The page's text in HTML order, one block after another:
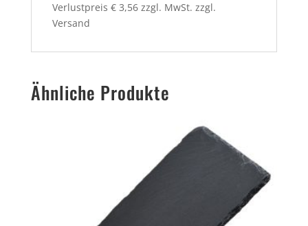
Verlustpreis € 3,56 zzgl. MwSt. zzgl.
Versand
Ähnliche Produkte